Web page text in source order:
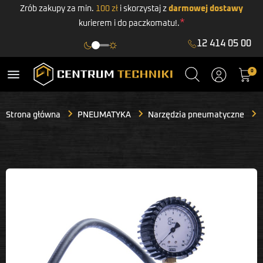
Zrób zakupy za min. 100 zł i skorzystaj z darmowej dostawy
kurierem i do paczkomatu!.*
12 414 05 00
menu 0
Strona główna PNEUMATYKA Narzędzia pneumatyczne